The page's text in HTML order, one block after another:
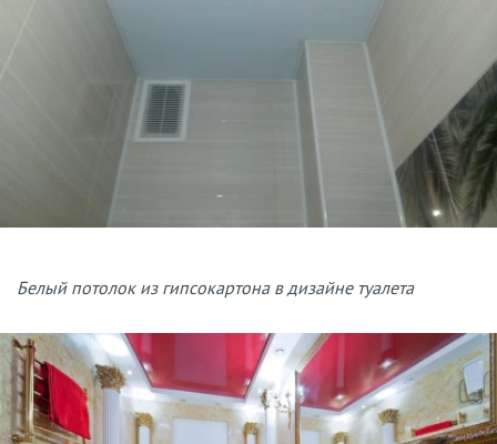
Белый потолок из гипсокартона в дизайне туалета